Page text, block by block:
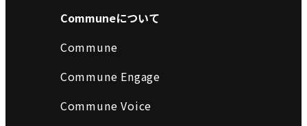
Communeについて
Commune
Commune Engage
Commune Voice